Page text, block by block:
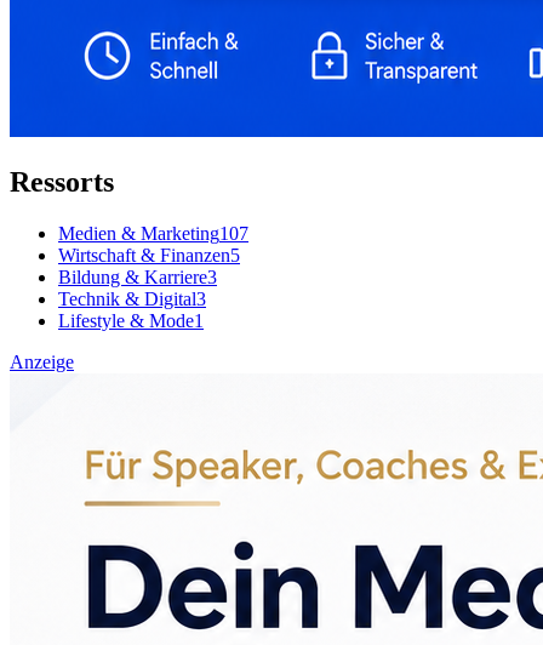
Ressorts
Medien & Marketing107
Wirtschaft & Finanzen5
Bildung & Karriere3
Technik & Digital3
Lifestyle & Mode1
Anzeige